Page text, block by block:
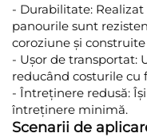
- Durabilitate:
panourile sunt
coroziune și
- Ușor de transportat:
reducând costurile cu
- Întreținere redusă:
întreținere minimă.
Scenarii de